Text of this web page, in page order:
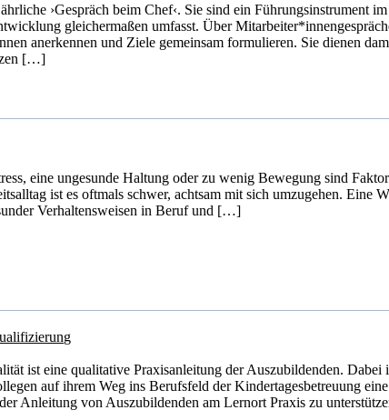
›Gespräch beim Chef‹. Sie sind ein Führungsinstrument
gleichermaßen umfasst. Über
anerkennen und Ziele gemeinsam formulieren. Sie dienen
[…]
eine ungesunde Haltung oder zu wenig Bewegung sind
ist es oftmals schwer, achtsam mit sich umzugehen. Eine
Verhaltensweisen in Beruf und […]
ist eine qualitative Praxisanleitung der Auszubildenden.
auf ihrem Weg ins Berufsfeld der Kindertagesbetreuung
Anleitung von Auszubildenden am Lernort Praxis zu